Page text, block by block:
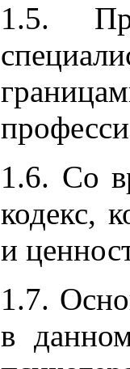
1.5.
1.6. Со
кодекс,
и
1.7.
в